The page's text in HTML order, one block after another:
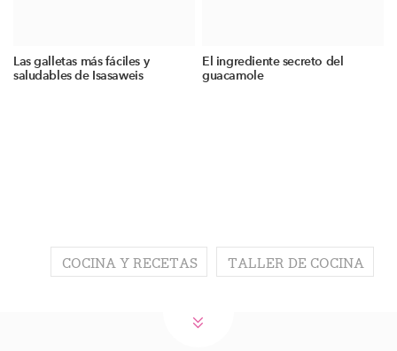
Las galletas más fáciles y
saludables de Isasaweis
El ingrediente secreto del
guacamole
COCINA Y RECETAS TALLER DE COCINA